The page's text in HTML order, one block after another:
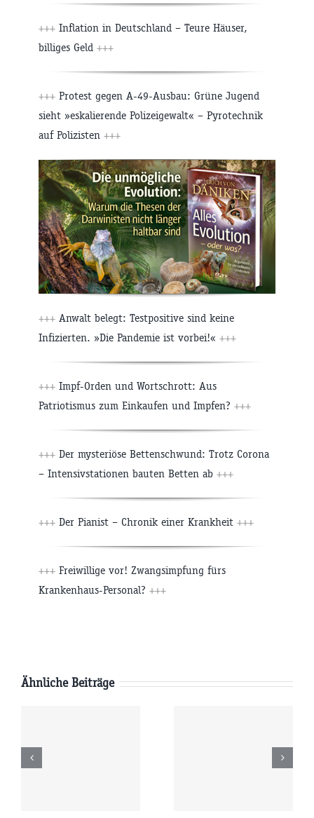
+++ Inflation in Deutschland – Teure Häuser,
billiges Geld +++
+++ Protest gegen A-49-Ausbau: Grüne Jugend
sieht »eskalierende Polizeigewalt« – Pyrotechnik
auf Polizisten +++
+++ Anwalt belegt: Testpositive sind keine
Infizierten. »Die Pandemie ist vorbei!« +++
+++ Impf-Orden und Wortschrott: Aus
Patriotismus zum Einkaufen und Impfen? +++
+++ Der mysteriöse Bettenschwund: Trotz Corona
– Intensivstationen bauten Betten ab +++
+++ Der Pianist – Chronik einer Krankheit +++
+++ Freiwillige vor! Zwangsimpfung fürs
Krankenhaus-Personal? +++
Ähnliche Beiträge
Dienstag
04.08.2026